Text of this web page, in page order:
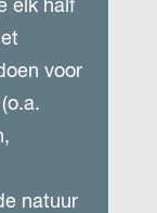
elk half
voor
natuur